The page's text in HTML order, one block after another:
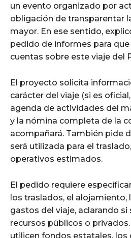
un evento organizado por
obligación de transparentar
mayor. En ese sentido,
pedido de informes para
cuentas sobre este viaje del
El proyecto solicita
carácter del viaje (si es
agenda de actividades del
y la nómina completa de la
acompañará. También pide
será utilizada para el
operativos estimados.
El pedido requiere
los traslados, el alojamiento,
gastos del viaje, aclarando si
recursos públicos o
utilicen fondos estatales,